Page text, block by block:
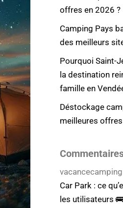
offres en 2026 ?
Camping Pays
des meilleurs
Pourquoi Saint-
la destination
famille en
Déstockage
meilleures offres
vacancecamping
Car Park : ce
les utilisateurs